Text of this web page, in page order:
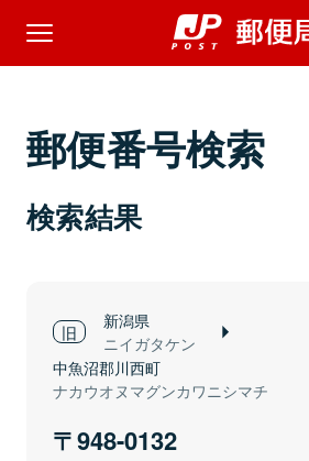
郵便番号検索
検索結果
新潟県
ニイガタケン
中魚沼郡川西町
ナカウオヌマグンカワニシマチ
948-0132